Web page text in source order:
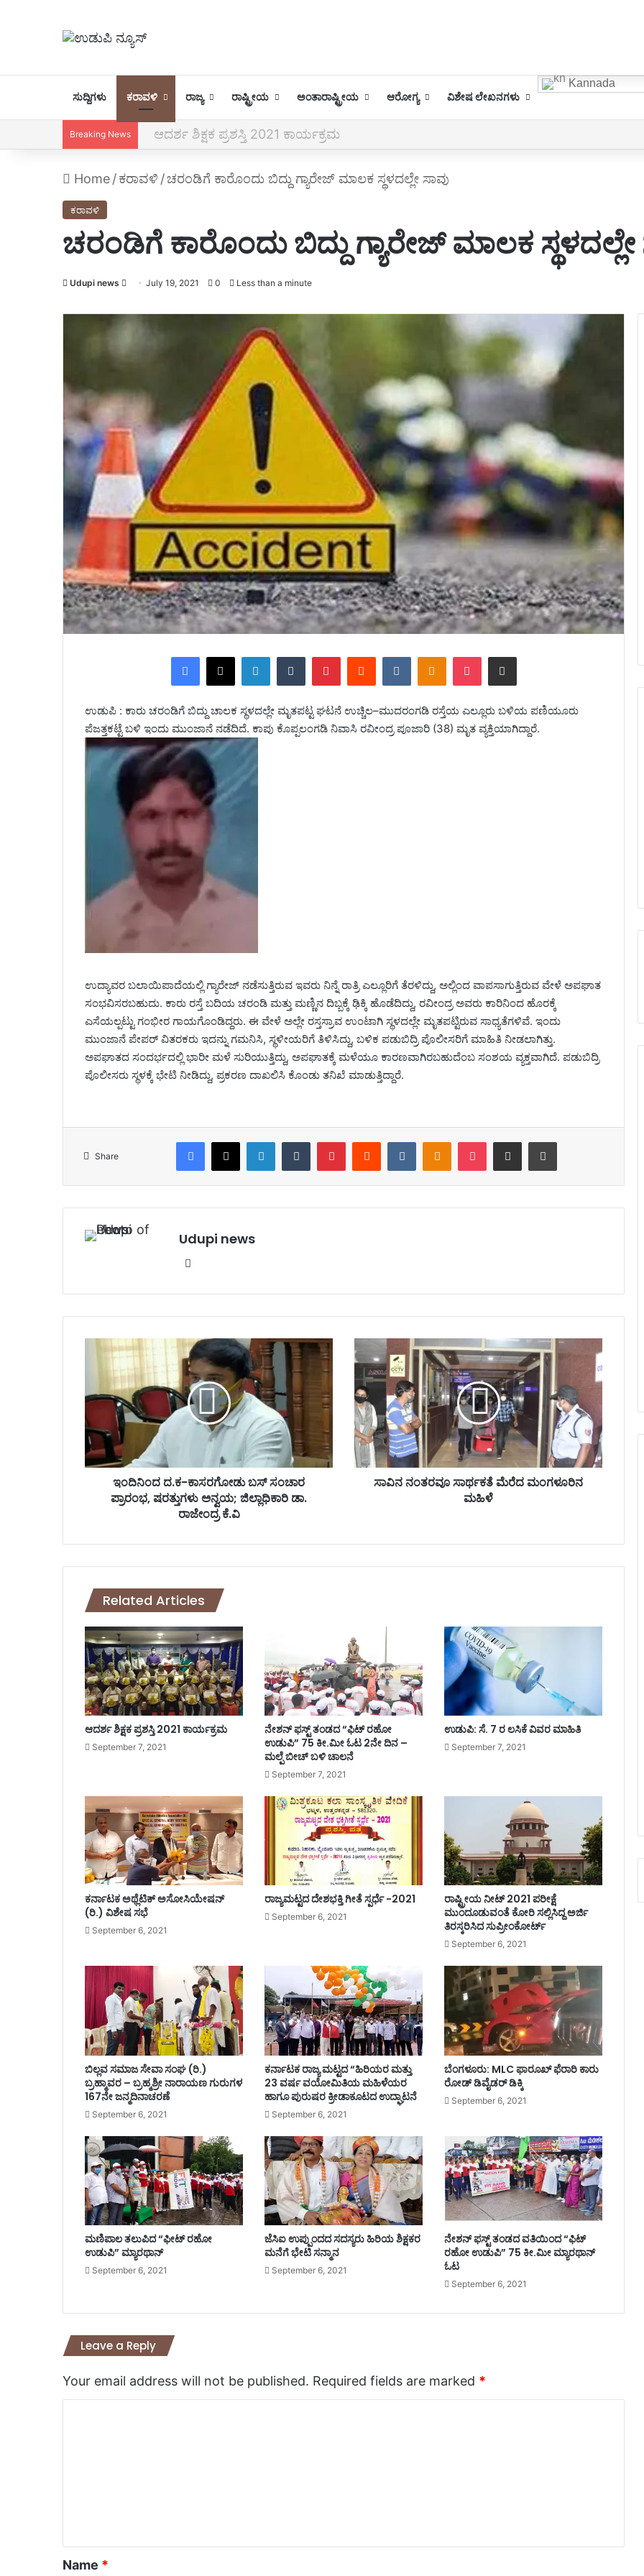
ಸುದ್ದಿಗಳು ಕರಾವಳಿ ರಾಜ್ಯ ರಾಷ್ಟ್ರೀಯ ಅಂತಾರಾಷ್ಟ್ರೀಯ ಆರೋಗ್ಯ ವಿಶೇಷ ಲೇಖನಗಳು
Kannada
Breaking News ಆದರ್ಶ ಶಿಕ್ಷಕ ಪ್ರಶಸ್ತಿ 2021 ಕಾರ್ಯಕ್ರಮ
Home/ಕರಾವಳಿ /ಚರಂಡಿಗೆ ಕಾರೊಂದು ಬಿದ್ದು ಗ್ಯಾರೇಜ್ ಮಾಲಕ‌ ಸ್ಥಳದಲ್ಲೇ ಸಾವು
ಕರಾವಳಿ
ಚರಂಡಿಗೆ ಕಾರೊಂದು ಬಿದ್ದು ಗ್ಯಾರೇಜ್ ಮಾಲಕ‌ ಸ್ಥಳದಲ್ಲೇ
Udupi news
Send
email
July 19, 2021 0 Less than a minute
Facebook X LinkedIn Tumblr Pinterest Reddit VKontakte Odnoklassniki Pocket Share via Email
ಉಡುಪಿ : ಕಾರು ಚರಂಡಿಗೆ ಬಿದ್ದು ಚಾಲಕ ಸ್ಥಳದಲ್ಲೇ ಮೃತಪಟ್ಟ ಘಟನೆ ಉಚ್ಚಿಲ–ಮುದರಂಗಡಿ ರಸ್ತೆಯ ಎಲ್ಲೂರು ಬಳಿಯ ಪಣಿಯೂರು
ಪೆಜತ್ತಕಟ್ಟೆ ಬಳಿ ಇಂದು ಮುಂಜಾನೆ ನಡೆದಿದೆ. ಕಾಪು‌ ಕೊಪ್ಪಲಂಗಡಿ ನಿವಾಸಿ ರವೀಂದ್ರ ಪೂಜಾರಿ (38) ಮೃತ ವ್ಯಕ್ತಿಯಾಗಿದ್ದಾರೆ.
ಉದ್ಯಾವರ ಬಲಾಯಿಪಾದೆಯಲ್ಲಿ ಗ್ಯಾರೇಜ್ ನಡೆಸುತ್ತಿರುವ ಇವರು ನಿನ್ನೆ ರಾತ್ರಿ ಎಲ್ಲೂರಿಗೆ ತೆರಳಿದ್ದು, ಅಲ್ಲಿಂದ ವಾಪಸಾಗುತ್ತಿರುವ ವೇಳೆ ಅಪಘಾತ
ಸಂಭವಿಸರಬಹುದು. ಕಾರು ರಸ್ತೆ ಬದಿಯ ಚರಂಡಿ ಮತ್ತು ಮಣ್ಣಿನ‌ ದಿಬ್ಬಕ್ಕೆ ಢಿಕ್ಕಿ ಹೊಡೆದಿದ್ದು, ರವೀಂದ್ರ ಅವರು ಕಾರಿನಿಂದ ಹೊರಕ್ಕೆ
ಎಸೆಯಲ್ಪಟ್ಟು ಗಂಭೀರ ಗಾಯಗೊಂಡಿದ್ದರು.‌ ಈ ವೇಳೆ ಅಲ್ಲೇ ರಸ್ತಸ್ರಾವ ಉಂಟಾಗಿ ಸ್ಥಳದಲ್ಲೇ ಮೃತಪಟ್ಟಿರುವ ಸಾಧ್ಯತೆಗಳಿವೆ. ಇಂದು
ಮುಂಜಾನೆ ಪೇಪರ್ ವಿತರಕರು ಇದನ್ನು ಗಮನಿಸಿ, ಸ್ಥಳೀಯರಿಗೆ ತಿಳಿಸಿದ್ದು, ಬಳಿಕ ಪಡುಬಿದ್ರಿ ಪೊಲೀಸರಿಗೆ ಮಾಹಿತಿ ನೀಡಲಾಗಿತ್ತು.
ಅಪಘಾತದ ಸಂದರ್ಭದಲ್ಲಿ ಭಾರೀ ಮಳೆ ಸುರಿಯುತ್ತಿದ್ದು, ಅಪಘಾತಕ್ಕೆ ಮಳೆಯೂ ಕಾರಣವಾಗಿರಬಹುದೆಂಬ ಸಂಶಯ ವ್ಯಕ್ತವಾಗಿದೆ. ಪಡುಬಿದ್ರಿ
ಪೊಲೀಸರು ಸ್ಥಳಕ್ಕೆ ಭೇಟಿ‌ ನೀಡಿದ್ದು, ಪ್ರಕರಣ ದಾಖಲಿಸಿ ಕೊಂಡು ತನಿಖೆ ಮಾಡುತ್ತಿದ್ದಾರೆ.
Share
Facebook X LinkedIn VKontakte
Udupi news
te
ದ
ದ
.
ಕ
-
ಕಾ
ಬ
ಚಾ
ರ
ರಾ
ರಂ
ಭ
,
ಷ
ರ
ತ್
ಗ
ನ್
ವ
ಯ
;
ಜಿ
ಲ್
ಲಾ
ಧಿ
ಕಾ
ರಿ
.
ರಾ
ಜೇಂ
ದ್
ರ
ಕೆ
.
ವಿ
ಇಂದಿನಿಂದ ದ.ಕ-ಕಾಸರಗೋಡು ಬಸ್ ಸಂಚಾರ
ಪ್ರಾರಂಭ, ಷರತ್ತುಗಳು ಅನ್ವಯ; ಜಿಲ್ಲಾಧಿಕಾರಿ ಡಾ.
ರಾಜೇಂದ್ರ ಕೆ.ವಿ
ಸಾ
ವಿ
ನ
ನಂ
ತ
ರ
ವೂ
ಸಾ
ರ್
ರೆ
ಮ
ಹಿ
ಳೆ
ಸಾವಿನ ನಂತರವೂ ಸಾರ್ಥಕತೆ ಮೆರೆದ ಮಂಗಳೂರಿನ
ಮಹಿಳೆ
Related Articles
ಆದರ್ಶ ಶಿಕ್ಷಕ ಪ್ರಶಸ್ತಿ 2021 ಕಾರ್ಯಕ್ರಮ
September 7, 2021
ನೇಶನ್ ಫಸ್ಟ್ ತಂಡದ “ಫಿಟ್ ರಹೋ
ಉಡುಪಿ” 75 ಕೀ.ಮೀ ಓಟ 2ನೇ ದಿನ –
ಮಲ್ಪೆ ಬೀಚ್ ಬಳಿ ಚಾಲನೆ
September 7, 2021
ಉಡುಪಿ: ಸೆ. 7 ರ ಲಸಿಕೆ ವಿವರ ಮಾಹಿತಿ
September 7, 2021
ಕರ್ನಾಟಕ ಅಥ್ಲೆಟಿಕ್ ಅಸೋಸಿಯೇಷನ್
(ರಿ.) ವಿಶೇಷ ಸಭೆ
September 6, 2021
ರಾಜ್ಯಮಟ್ಟದ ದೇಶಭಕ್ತಿ ಗೀತೆ ಸ್ಪರ್ಧೆ -2021
September 6, 2021
ರಾಷ್ಟ್ರೀಯ ನೀಟ್ 2021 ಪರೀಕ್ಷೆ
ಮುಂದೂಡುವಂತೆ ಕೋರಿ ಸಲ್ಲಿಸಿದ್ದ ಅರ್ಜಿ
ತಿರಸ್ಕರಿಸಿದ ಸುಪ್ರೀಂಕೋರ್ಟ್
September 6, 2021
ಬಿಲ್ಲವ ಸಮಾಜ ಸೇವಾ ಸಂಘ (ರಿ.)
ಬ್ರಹ್ಮಾವರ – ಬ್ರಹ್ಮಶ್ರೀ ನಾರಾಯಣ ಗುರುಗಳ
167ನೇ ಜನ್ಮದಿನಾಚರಣೆ
September 6, 2021
ಕರ್ನಾಟಕ ರಾಜ್ಯ ಮಟ್ಟದ “ಹಿರಿಯರ ಮತ್ತು
23 ವರ್ಷ ವಯೋಮಿತಿಯ ಮಹಿಳೆಯರ
ಹಾಗೂ ಪುರುಷರ ಕ್ರೀಡಾಕೂಟದ ಉದ್ಘಾಟನೆ
September 6, 2021
ಬೆಂಗಳೂರು: MLC ಫಾರೂಖ್ ಫೆರಾರಿ ಕಾರು
ರೋಡ್​​ ಡಿವೈಡರ್​​ ಡಿಕ್ಕಿ
September 6, 2021
ಮಣಿಪಾಲ ತಲುಪಿದ “ಫೀಟ್ ರಹೋ
ಉಡುಪಿ” ಮ್ಯಾರಥಾನ್
September 6, 2021
ಜೆಸಿಐ ಉಪ್ಪುಂದದ ಸದಸ್ಯರು ಹಿರಿಯ ಶಿಕ್ಷಕರ
ಮನೆಗೆ ಭೇಟಿ ಸನ್ಮಾನ
September 6, 2021
ನೇಶನ್ ಫಸ್ಟ್ ತಂಡದ ವತಿಯಿಂದ “ಫಿಟ್
ರಹೋ ಉಡುಪಿ” 75 ಕೀ.ಮೀ ಮ್ಯಾರಥಾನ್
ಓಟ
September 6, 2021
Leave a Reply
Your email address will not be published. Required fields are marked *
*
Name *